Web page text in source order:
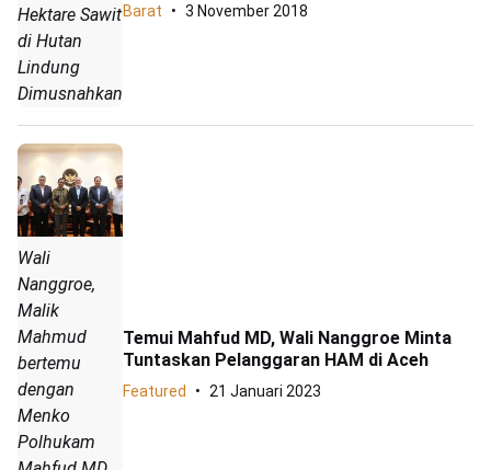
Hektare Sawit
di Hutan
Lindung
Dimusnahkan
Barat 3 November 2018
Wali
Nanggroe,
Malik
Mahmud
bertemu
dengan
Menko
Polhukam
Temui Mahfud MD, Wali Nanggroe Minta
Tuntaskan Pelanggaran HAM di Aceh
Featured 21 Januari 2023